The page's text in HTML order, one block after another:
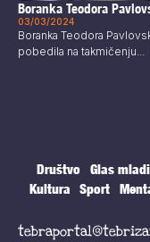
Boranka Teodora
03/03/2024
Boranka Teodora
pobedila na takmičenju...
Društvo Glas
Kultura
Sport